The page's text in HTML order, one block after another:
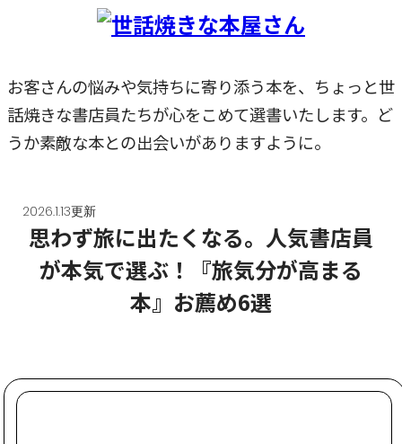
お客さんの悩みや気持ちに寄り添う本を、ちょっと世
話焼きな書店員たちが心をこめて選書いたします。ど
うか素敵な本との出会いがありますように。
2026.1.13更新
思わず旅に出たくなる。人気書店員
が本気で選ぶ！『旅気分が高まる
本』お薦め6選